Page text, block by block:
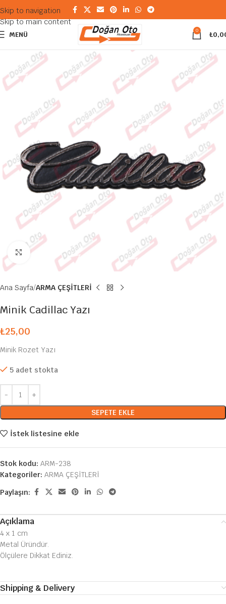
Skip to navigation
Skip to main content
MENÜ 0 ₺
Büyütmek için tıklayın
Ana Sayfa ARMA ÇEŞİTLERİ
Minik Cadillac Yazı
₺25,00
Minik Rozet Yazı
5 adet stokta
SEPETE EKLE
İstek listesine ekle
Stok kodu: ARM-238
Kategoriler: ARMA ÇEŞİTLERİ
Paylaşın:
Açıklama
4 x 1 cm
Metal Üründür.
Ölçülere Dikkat Ediniz.
Shipping & Delivery